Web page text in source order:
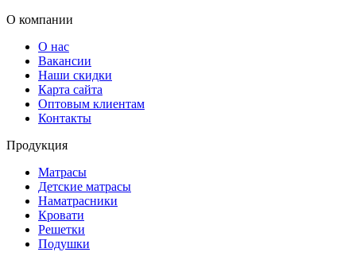
О компании
О нас
Вакансии
Наши скидки
Карта сайта
Оптовым клиентам
Контакты
Продукция
Матрасы
Детские матрасы
Наматрасники
Кровати
Решетки
Подушки